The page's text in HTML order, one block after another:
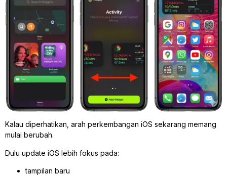
Kalau diperhatikan, arah perkembangan iOS sekarang memang
mulai berubah.
Dulu update iOS lebih fokus pada:
tampilan baru